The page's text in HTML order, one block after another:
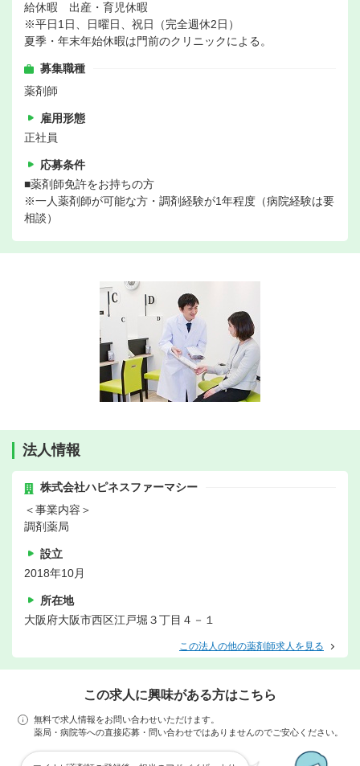
給休暇 出産・育児休暇
※平日1日、日曜日、祝日（完全週休2日）
夏季・年末年始休暇は門前のクリニックによる。
募集職種
薬剤師
雇用形態
正社員
応募条件
■薬剤師免許をお持ちの方
※一人薬剤師が可能な方・調剤経験が1年程度（病院経験は要
相談）
法人情報
株式会社ハピネスファーマシー
＜事業内容＞
調剤薬局
設立
2018年10月
所在地
大阪府大阪市西区江戸堀３丁目４－１
この法人の他の薬剤師求人を見る
この求人に興味がある方はこちら
無料で求人情報をお問い合わせいただけます。
薬局・病院等への直接応募・問い合わせではありませんのでご安心ください。